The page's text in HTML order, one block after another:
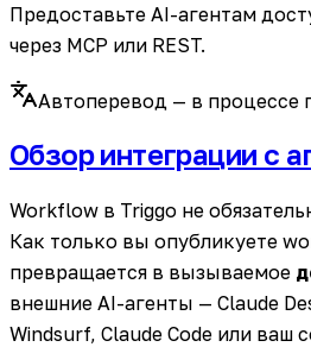
Предоставьте AI-агентам
через MCP или REST.
Автоперевод — в процессе
Обзор интеграции с
Workflow в Triggo не
Как только вы опубликуете
превращается в вызываемое
внешние AI-агенты — Claude
Windsurf, Claude Code или ваш